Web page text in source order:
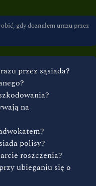
gdy doznałem urazu przez
przez sąsiada?
na
polisy?
roszczenia?
ubieganiu się o